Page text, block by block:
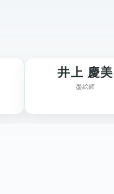
井上 慶美
墨絵師